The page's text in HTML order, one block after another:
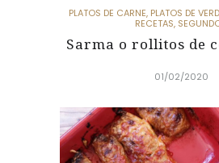
VIDEORECETAS
SOBRE MÍ
¿TE GUSTARÍA UNIRTE A
ÓMICA?
PLATOS DE CARNE, PLATOS DE
RECETAS,
Sarma o rollitos de
01/02/2020